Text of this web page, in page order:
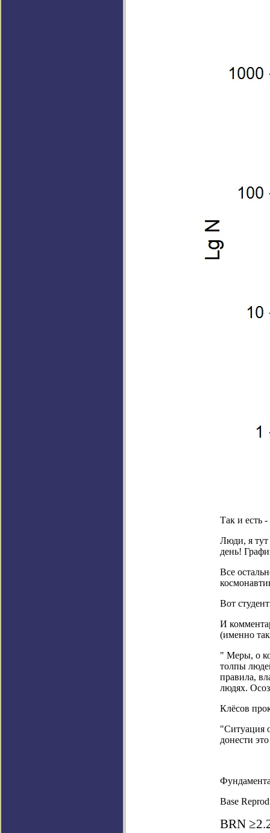
Так и есть
Люди, я тут
день!
Все
Вот
И
(именно
" Меры, о
толпы
правила,
людях.
Клёсов
"Ситуация
донести
Base
ВRN ≥